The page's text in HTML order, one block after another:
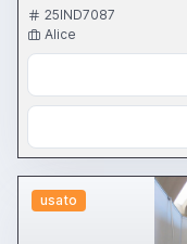
25IND7087
Alice
usato